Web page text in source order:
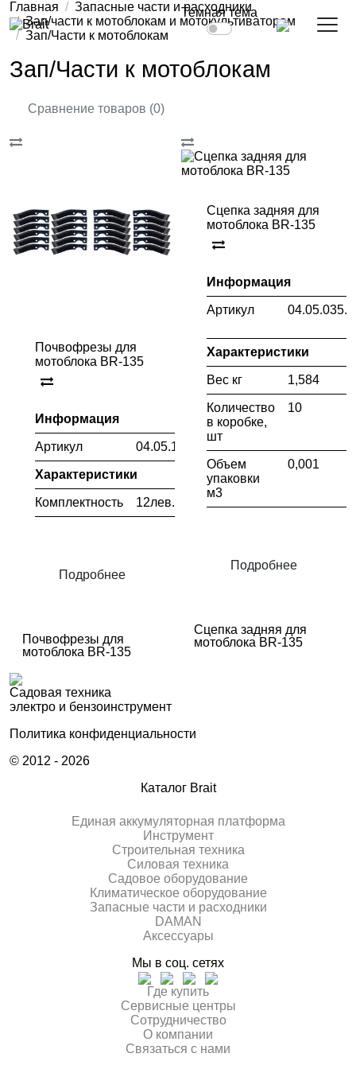
Темная тема
Главная
Запасные части и расходники
Зап/части к мотоблокам и мотокультиваторам
Зап/Части к мотоблокам
Зап/Части к мотоблокам
Сравнение товаров (0)
Почвофрезы для
мотоблока BR-135
Информация
Артикул 04.05.127.019
Характеристики
Комплектность 12лев.+12прав
Подробнее
Почвофрезы для
мотоблока BR-135
Сцепка задняя для
мотоблока BR-135
Информация
Артикул
Характеристики
Вес кг 1,584
Количество
в коробке,
шт
10
Объем
упаковки
м3
0,001
Подробнее
Сцепка задняя для
мотоблока BR-135
Садовая техника
электро и бензоинструмент
Политика конфиденциальности
© 2012 - 2026
Каталог Brait
Единая аккумуляторная платформа
Инcтрумент
Строительная техника
Силовая техника
Садовое оборудование
Климатическое оборудование
Запасные части и расходники
DAMAN
Аксессуары
Мы в соц. сетях
Где купить
Сервисные центры
Сотрудничество
О компании
Связаться с нами